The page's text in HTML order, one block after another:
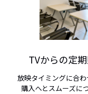
TVからの定
放映タイミングに合
購入へとスムーズに